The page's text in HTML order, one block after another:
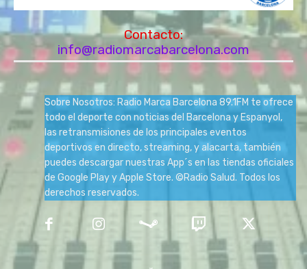
Contacto:
info@radiomarcabarcelona.com
Sobre Nosotros: Radio Marca Barcelona 89.1FM te ofrece
todo el deporte con noticias del Barcelona y Espanyol,
las retransmisiones de los principales eventos
deportivos en directo, streaming, y alacarta, también
puedes descargar nuestras App´s en las tiendas oficiales
de Google Play y Apple Store. ©Radio Salud. Todos los
derechos reservados.